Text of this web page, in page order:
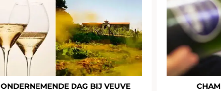
ONDERNEMENDE DAG BIJ VEUVE